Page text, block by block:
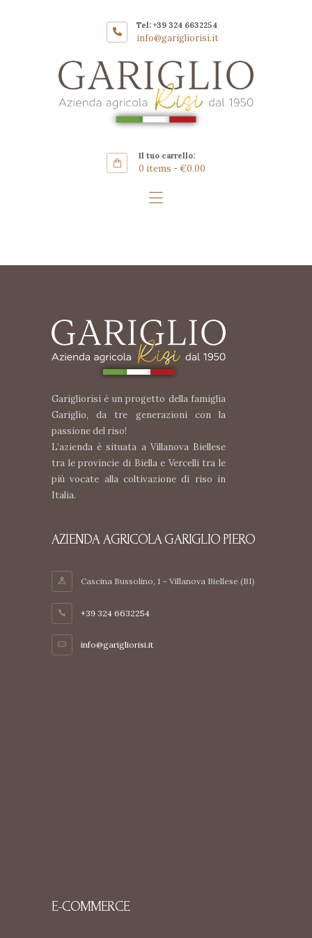
Tel: +39 324 6632254
info@garigliorisi.it
Il tuo carrello:
0 items -€0.00
GARIGLIO RISI AZIENDA
AGRICOLA
Coltivazione
Riso Carnaroli
Garigliorisi è un progetto della famiglia
Gariglio, da tre generazioni con la
passione del riso!
L’azienda è situata a Villanova Biellese
tra le provincie di Biella e Vercelli tra le
più vocate alla coltivazione di riso in
Italia.
AZIENDA AGRICOLA GARIGLIO PIERO
Cascina Bussolino, 1 – Villanova Biellese (BI)
+39 324 6632254
info@garigliorisi.it
E-COMMERCE